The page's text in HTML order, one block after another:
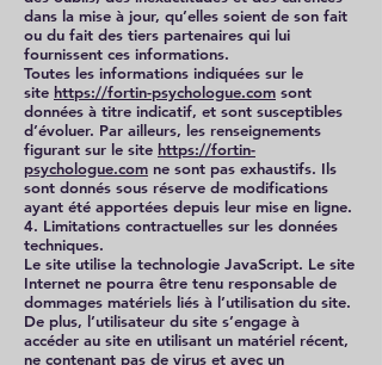
dans la mise à jour, qu’elles soient de son fait
ou du fait des tiers partenaires qui lui
fournissent ces informations.
Toutes les informations indiquées sur le
site https://fortin-psychologue.com sont
données à titre indicatif, et sont susceptibles
d’évoluer. Par ailleurs, les renseignements
figurant sur le site https://fortin-
psychologue.com ne sont pas exhaustifs. Ils
sont donnés sous réserve de modifications
ayant été apportées depuis leur mise en ligne.
4. Limitations contractuelles sur les données
techniques.
Le site utilise la technologie JavaScript. Le site
Internet ne pourra être tenu responsable de
dommages matériels liés à l’utilisation du site.
De plus, l’utilisateur du site s’engage à
accéder au site en utilisant un matériel récent,
ne contenant pas de virus et avec un